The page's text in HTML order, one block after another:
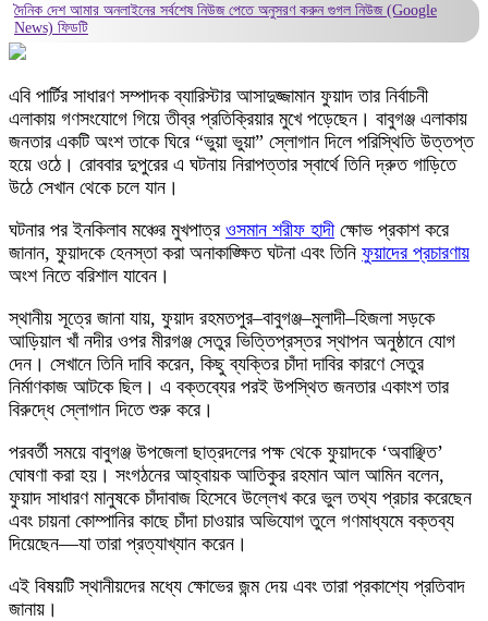
দৈনিক দেশ আমার অনলাইনের সর্বশেষ নিউজ পেতে অনুসরণ করুন গুগল নিউজ (Google
News) ফিডটি
এবি পার্টির সাধারণ সম্পাদক ব্যারিস্টার আসাদুজ্জামান ফুয়াদ তার নির্বাচনী
এলাকায় গণসংযোগে গিয়ে তীব্র প্রতিক্রিয়ার মুখে পড়েছেন। বাবুগঞ্জ এলাকায়
জনতার একটি অংশ তাকে ঘিরে “ভুয়া ভুয়া” স্লোগান দিলে পরিস্থিতি উত্তপ্ত
হয়ে ওঠে। রোববার দুপুরের এ ঘটনায় নিরাপত্তার স্বার্থে তিনি দ্রুত গাড়িতে
উঠে সেখান থেকে চলে যান।
ঘটনার পর ইনকিলাব মঞ্চের মুখপাত্র ওসমান শরীফ হাদীক্ষোভ প্রকাশ করে
জানান, ফুয়াদকে হেনস্তা করা অনাকাঙ্ক্ষিত ঘটনা এবং তিনি ফুয়াদের প্রচারণায়
অংশ নিতে বরিশাল যাবেন।
স্থানীয় সূত্রে জানা যায়, ফুয়াদ রহমতপুর–বাবুগঞ্জ–মুলাদী–হিজলা সড়কে
আড়িয়াল খাঁ নদীর ওপর মীরগঞ্জ সেতুর ভিত্তিপ্রস্তর স্থাপন অনুষ্ঠানে যোগ
দেন। সেখানে তিনি দাবি করেন, কিছু ব্যক্তির চাঁদা দাবির কারণে সেতুর
নির্মাণকাজ আটকে ছিল। এ বক্তব্যের পরই উপস্থিত জনতার একাংশ তার
বিরুদ্ধে স্লোগান দিতে শুরু করে।
পরবর্তী সময়ে বাবুগঞ্জ উপজেলা ছাত্রদলের পক্ষ থেকে ফুয়াদকে ‘অবাঞ্ছিত’
ঘোষণা করা হয়। সংগঠনের আহ্বায়ক আতিকুর রহমান আল আমিন বলেন,
ফুয়াদ সাধারণ মানুষকে চাঁদাবাজ হিসেবে উল্লেখ করে ভুল তথ্য প্রচার করেছেন
এবং চায়না কোম্পানির কাছে চাঁদা চাওয়ার অভিযোগ তুলে গণমাধ্যমে বক্তব্য
দিয়েছেন—যা তারা প্রত্যাখ্যান করেন।
এই বিষয়টি স্থানীয়দের মধ্যে ক্ষোভের জন্ম দেয় এবং তারা প্রকাশ্যে প্রতিবাদ
জানায়।